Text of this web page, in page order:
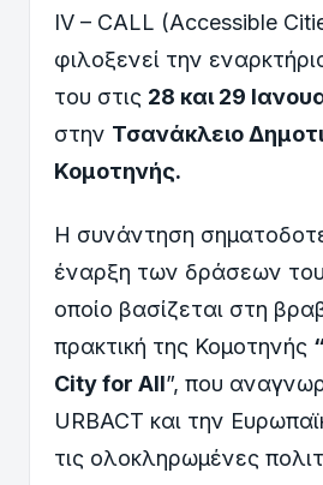
IV – CALL (Accessible
φιλοξενεί την
του στις 28 και 29
στην Τσανάκλειο
Κομοτηνής.
Η συνάντηση
έναρξη των δράσεων
οποίο βασίζεται στη
πρακτική της Κομοτηνής
City for All”, που
URBACT και την
τις ολοκληρωμένες